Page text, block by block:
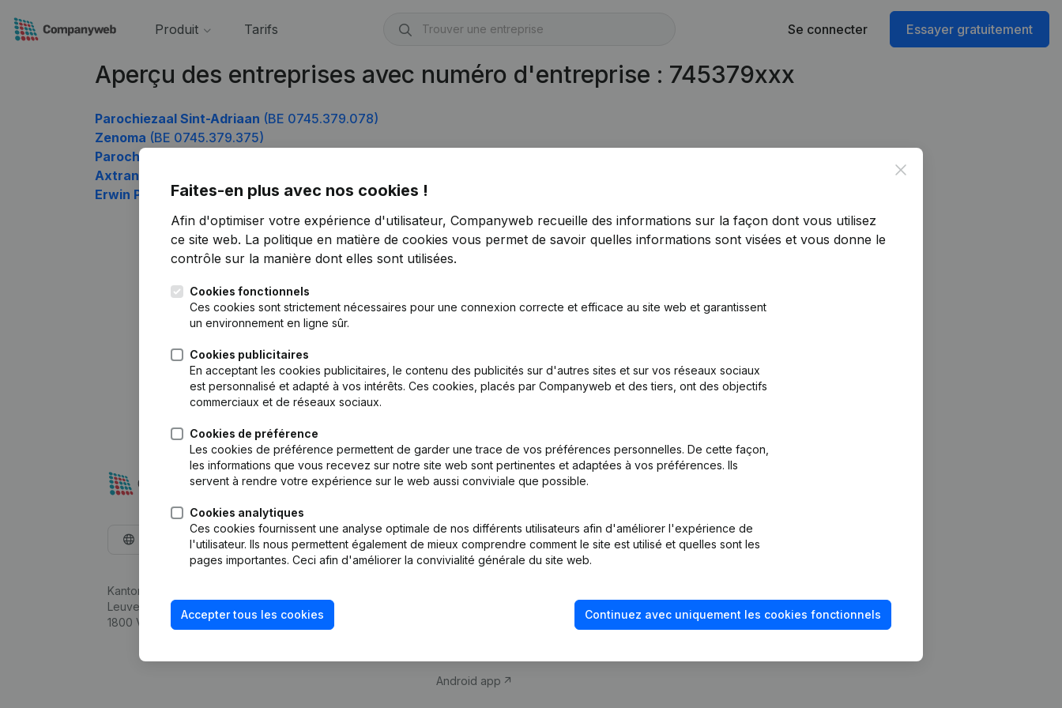
Produit Tarifs Se connecter Essayer gratuitement
Aperçu des entreprises avec numéro d'entreprise : 745379xxx
Parochiezaal Sint-Adriaan (BE 0745.379.078)
Zenoma (BE 0745.379.375)
Parochiezaal WEZEMAAL
Axtran
Erwin Peeters(BE 0745.379.969)
Close
Faites-en plus avec nos cookies !
Afin d'optimiser votre expérience d'utilisateur, Companyweb recueille des informations sur la façon dont vous utilisez
ce site web. La politique en matière de cookies vous permet de savoir quelles informations sont visées et vous donne le
contrôle sur la manière dont elles sont utilisées.
Cookies fonctionnels
Ces cookies sont strictement nécessaires pour une connexion correcte et efficace au site web et garantissent
un environnement en ligne sûr.
Cookies publicitaires
En acceptant les cookies publicitaires, le contenu des publicités sur d'autres sites et sur vos réseaux sociaux
est personnalisé et adapté à vos intérêts. Ces cookies, placés par Companyweb et des tiers, ont des objectifs
commerciaux et de réseaux sociaux.
Cookies de préférence
Les cookies de préférence permettent de garder une trace de vos préférences personnelles. De cette façon,
les informations que vous recevez sur notre site web sont pertinentes et adaptées à vos préférences. Ils
servent à rendre votre expérience sur le web aussi conviviale que possible.
Cookies analytiques
Ces cookies fournissent une analyse optimale de nos différents utilisateurs afin d'améliorer l'expérience de
l'utilisateur. Ils nous permettent également de mieux comprendre comment le site est utilisé et quelles sont les
pages importantes. Ceci afin d'améliorer la convivialité générale du site web.
Accepter tous les cookies Continuez avec uniquement les cookies fonctionnels
Français
Kantorenpark Everest
Leuvensesteenweg 248D,
1800 Vilvoorde
Produit
d’entreprise
Monitoring
Android app
fraude
Consulter des comptes annuels
Vérification de la solvabilité